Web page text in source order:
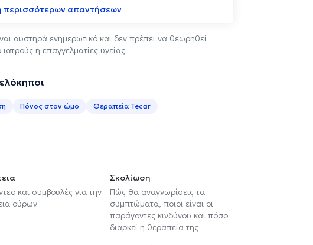
απαντήσεων
αυστηρά ενημερωτικό και δεν πρέπει να θεωρηθεί
ή επαγγελματίες υγείας
Πόνος στον ώμο
Θεραπεία Tecar
και συμβουλές για την
ούρων
Σκολίωση
Πώς θα αναγνωρίσεις τα
συμπτώματα, ποιοι είναι οι
παράγοντες κινδύνου και πόσο
διαρκεί η θεραπεία της